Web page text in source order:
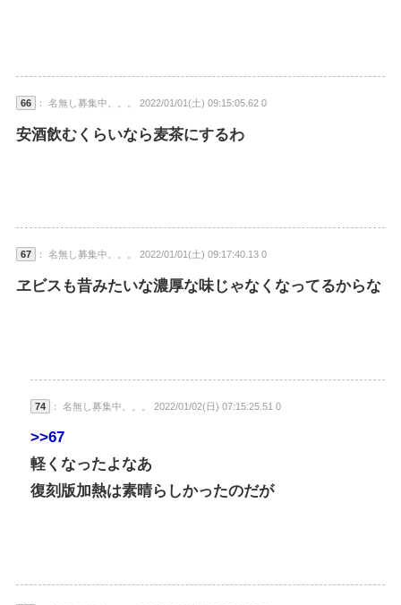
66 ： 名無し募集中。。。 2022/01/01(土) 09:15:05.62 0
安酒飲むくらいなら麦茶にするわ
67 ： 名無し募集中。。。 2022/01/01(土) 09:17:40.13 0
ヱビスも昔みたいな濃厚な味じゃなくなってるからな
74 ： 名無し募集中。。。 2022/01/02(日) 07:15:25.51 0
>>67
軽くなったよなあ
復刻版加熱は素晴らしかったのだが